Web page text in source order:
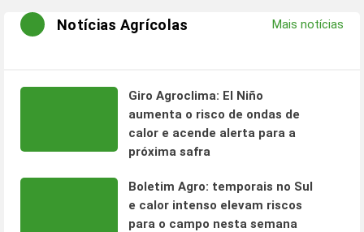
Notícias Agrícolas Mais notícias
Giro Agroclima: El Niño
aumenta o risco de ondas de
calor e acende alerta para a
próxima safra
Boletim Agro: temporais no Sul
e calor intenso elevam riscos
para o campo nesta semana